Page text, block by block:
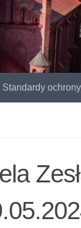
Standardy